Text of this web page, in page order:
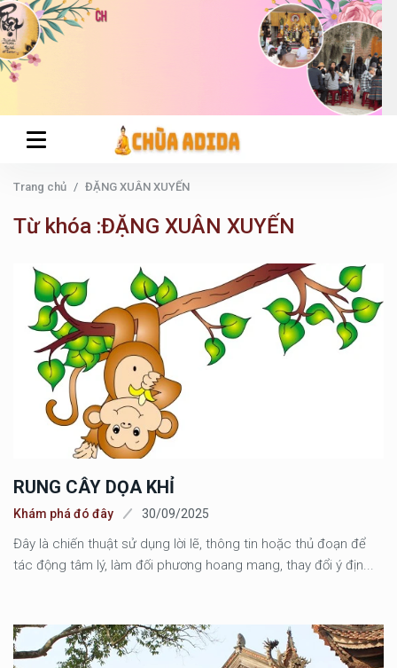
Trang chủ ĐẶNG XUÂN XUYẾN
Từ khóa :ĐẶNG XUÂN XUYẾN
RUNG CÂY DỌA KHỈ
Khám phá đó đây 30/09/2025
Đây là chiến thuật sử dụng lời lẽ, thông tin hoặc thủ đoạn để
tác động tâm lý, làm đối phương hoang mang, thay đổi ý địn...